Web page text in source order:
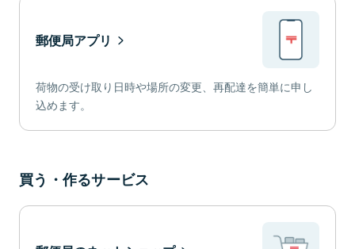
郵便局アプリ
荷物の受け取り日時や場所の変更、再配達を簡単に申し
込めます。
買う・作るサービス